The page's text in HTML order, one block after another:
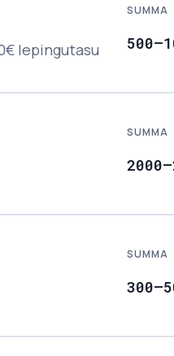
lepingutasu
SUMMA
500–
SUMMA
2000–
SUMMA
300–